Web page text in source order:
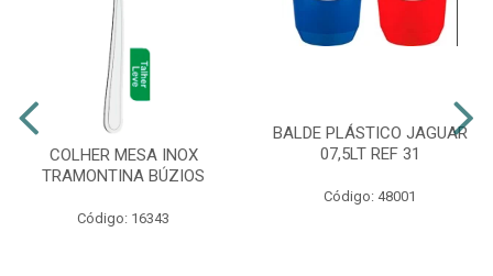
COLHER MESA INOX
TRAMONTINA BÚZIOS
Código: 16343
BALDE PLÁSTICO JAGUAR
07,5LT REF 31
Código: 48001